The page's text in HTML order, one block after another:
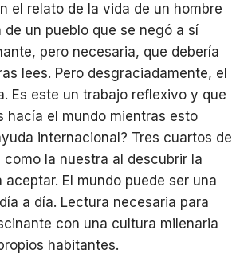
el relato de la vida de un hombre
un pueblo que se negó a sí
pero necesaria, que debería
lees. Pero desgraciadamente, el
Es este un trabajo reflexivo y que
hacía el mundo mientras esto
internacional? Tres cuartos de
la nuestra al descubrir la
El mundo puede ser una
a día. Lectura necesaria para
con una cultura milenaria
habitantes.